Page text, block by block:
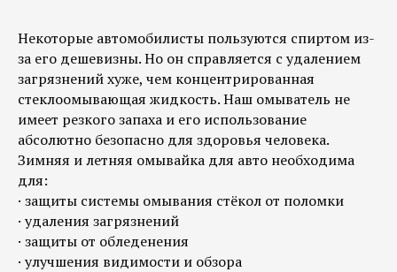
Некоторые автомобилисты пользуются спиртом из-
за его дешевизны. Но он справляется с удалением
загрязнений хуже, чем концентрированная
стеклоомывающая жидкость. Наш омыватель не
имеет резкого запаха и его использование
абсолютно безопасно для здоровья человека.
Зимняя и летняя омывайка для авто необходима
для:
· защиты системы омывания стёкол от поломки
· удаления загрязнений
· защиты от обледенения
· улучшения видимости и обзора